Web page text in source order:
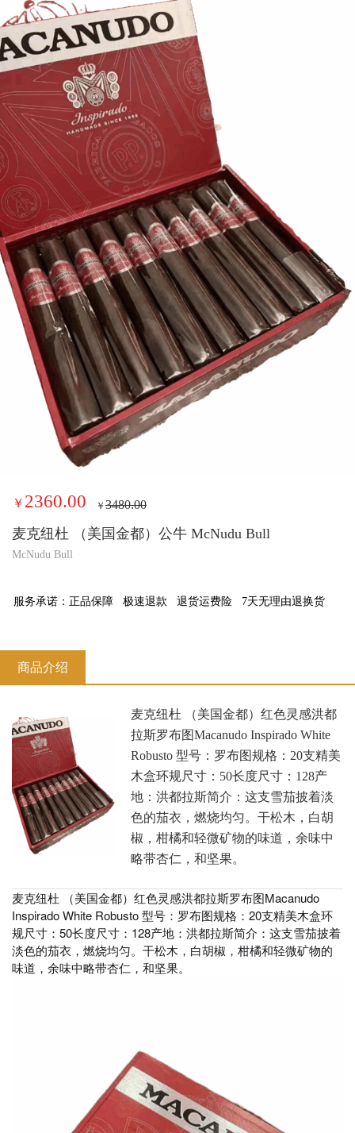
￥ 2360.00 ￥3480.00
麦克纽杜 （美国金都）公牛 McNudu Bull
McNudu Bull
服务承诺： 正品保障 极速退款 退货运费险 7天无理由退换货
商品介绍
麦克纽杜 （美国金都）红色灵感洪都
拉斯罗布图Macanudo Inspirado White
Robusto 型号：罗布图规格：20支精美
木盒环规尺寸：50长度尺寸：128产
地：洪都拉斯简介：这支雪茄披着淡
色的茄衣，燃烧均匀。干松木，白胡
椒，柑橘和轻微矿物的味道，余味中
略带杏仁，和坚果。
麦克纽杜 （美国金都）红色灵感洪都拉斯罗布图Macanudo
Inspirado White Robusto 型号：罗布图规格：20支精美木盒环
规尺寸：50长度尺寸：128产地：洪都拉斯简介：这支雪茄披着
淡色的茄衣，燃烧均匀。干松木，白胡椒，柑橘和轻微矿物的
味道，余味中略带杏仁，和坚果。